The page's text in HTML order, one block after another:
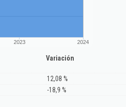
2023 2024
Variación
12,08 %
-18,9 %